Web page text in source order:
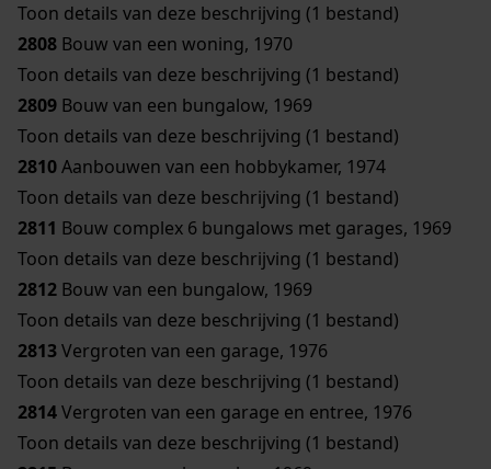
Toon details van deze beschrijving (1 bestand)
2808 Bouw van een woning, 1970
Toon details van deze beschrijving (1 bestand)
2809 Bouw van een bungalow, 1969
Toon details van deze beschrijving (1 bestand)
2810Aanbouwen van een hobbykamer, 1974
Toon details van deze beschrijving (1 bestand)
2811 Bouw complex 6 bungalows met garages, 1969
Toon details van deze beschrijving (1 bestand)
2812 Bouw van een bungalow, 1969
Toon details van deze beschrijving (1 bestand)
2813Vergroten van een garage, 1976
Toon details van deze beschrijving (1 bestand)
2814Vergroten van een garage en entree, 1976
Toon details van deze beschrijving (1 bestand)